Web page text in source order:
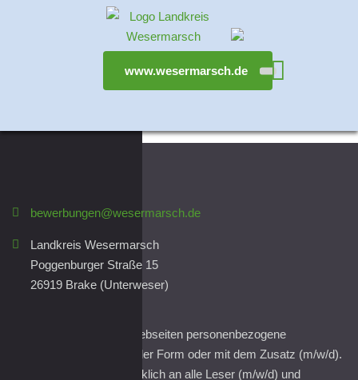
www.wesermarsch.de
bewerbungen@wesermarsch.de
Landkreis Wesermarsch
Poggenburger Straße 15
26919 Brake (Unterweser)
Wir nutzen auf diesen Webseiten personenbezogene
Bezeichnungen in neutraler Form oder mit dem Zusatz (m/w/d).
Wir wenden uns ausdrücklich an alle Leser (m/w/d) und